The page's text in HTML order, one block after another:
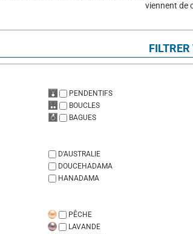
viennent de
PENDENTIFS
BOUCLES
BAGUES
D'AUSTRALIE
DOUCEHADAMA
HANADAMA
PÊCHE
LAVANDE